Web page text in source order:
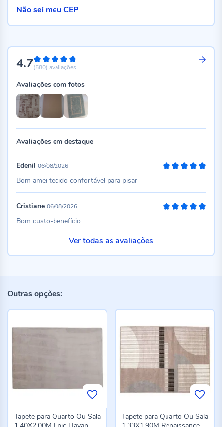
4.794%
(580) avaliações
Avaliações com fotos
Avaliações em destaque
Edenil 06/08/2026
Bom amei tecido confortável para pisar
Cristiane 06/08/2026
Bom custo-benefício
Ver todas as avaliações
Não sei meu CEP
Outras opções:
Tapete para Quarto Ou Sala
1,40X2,00M Epic Havan
Tapete para Quarto Ou Sala
1,33X1,90M Renaissance